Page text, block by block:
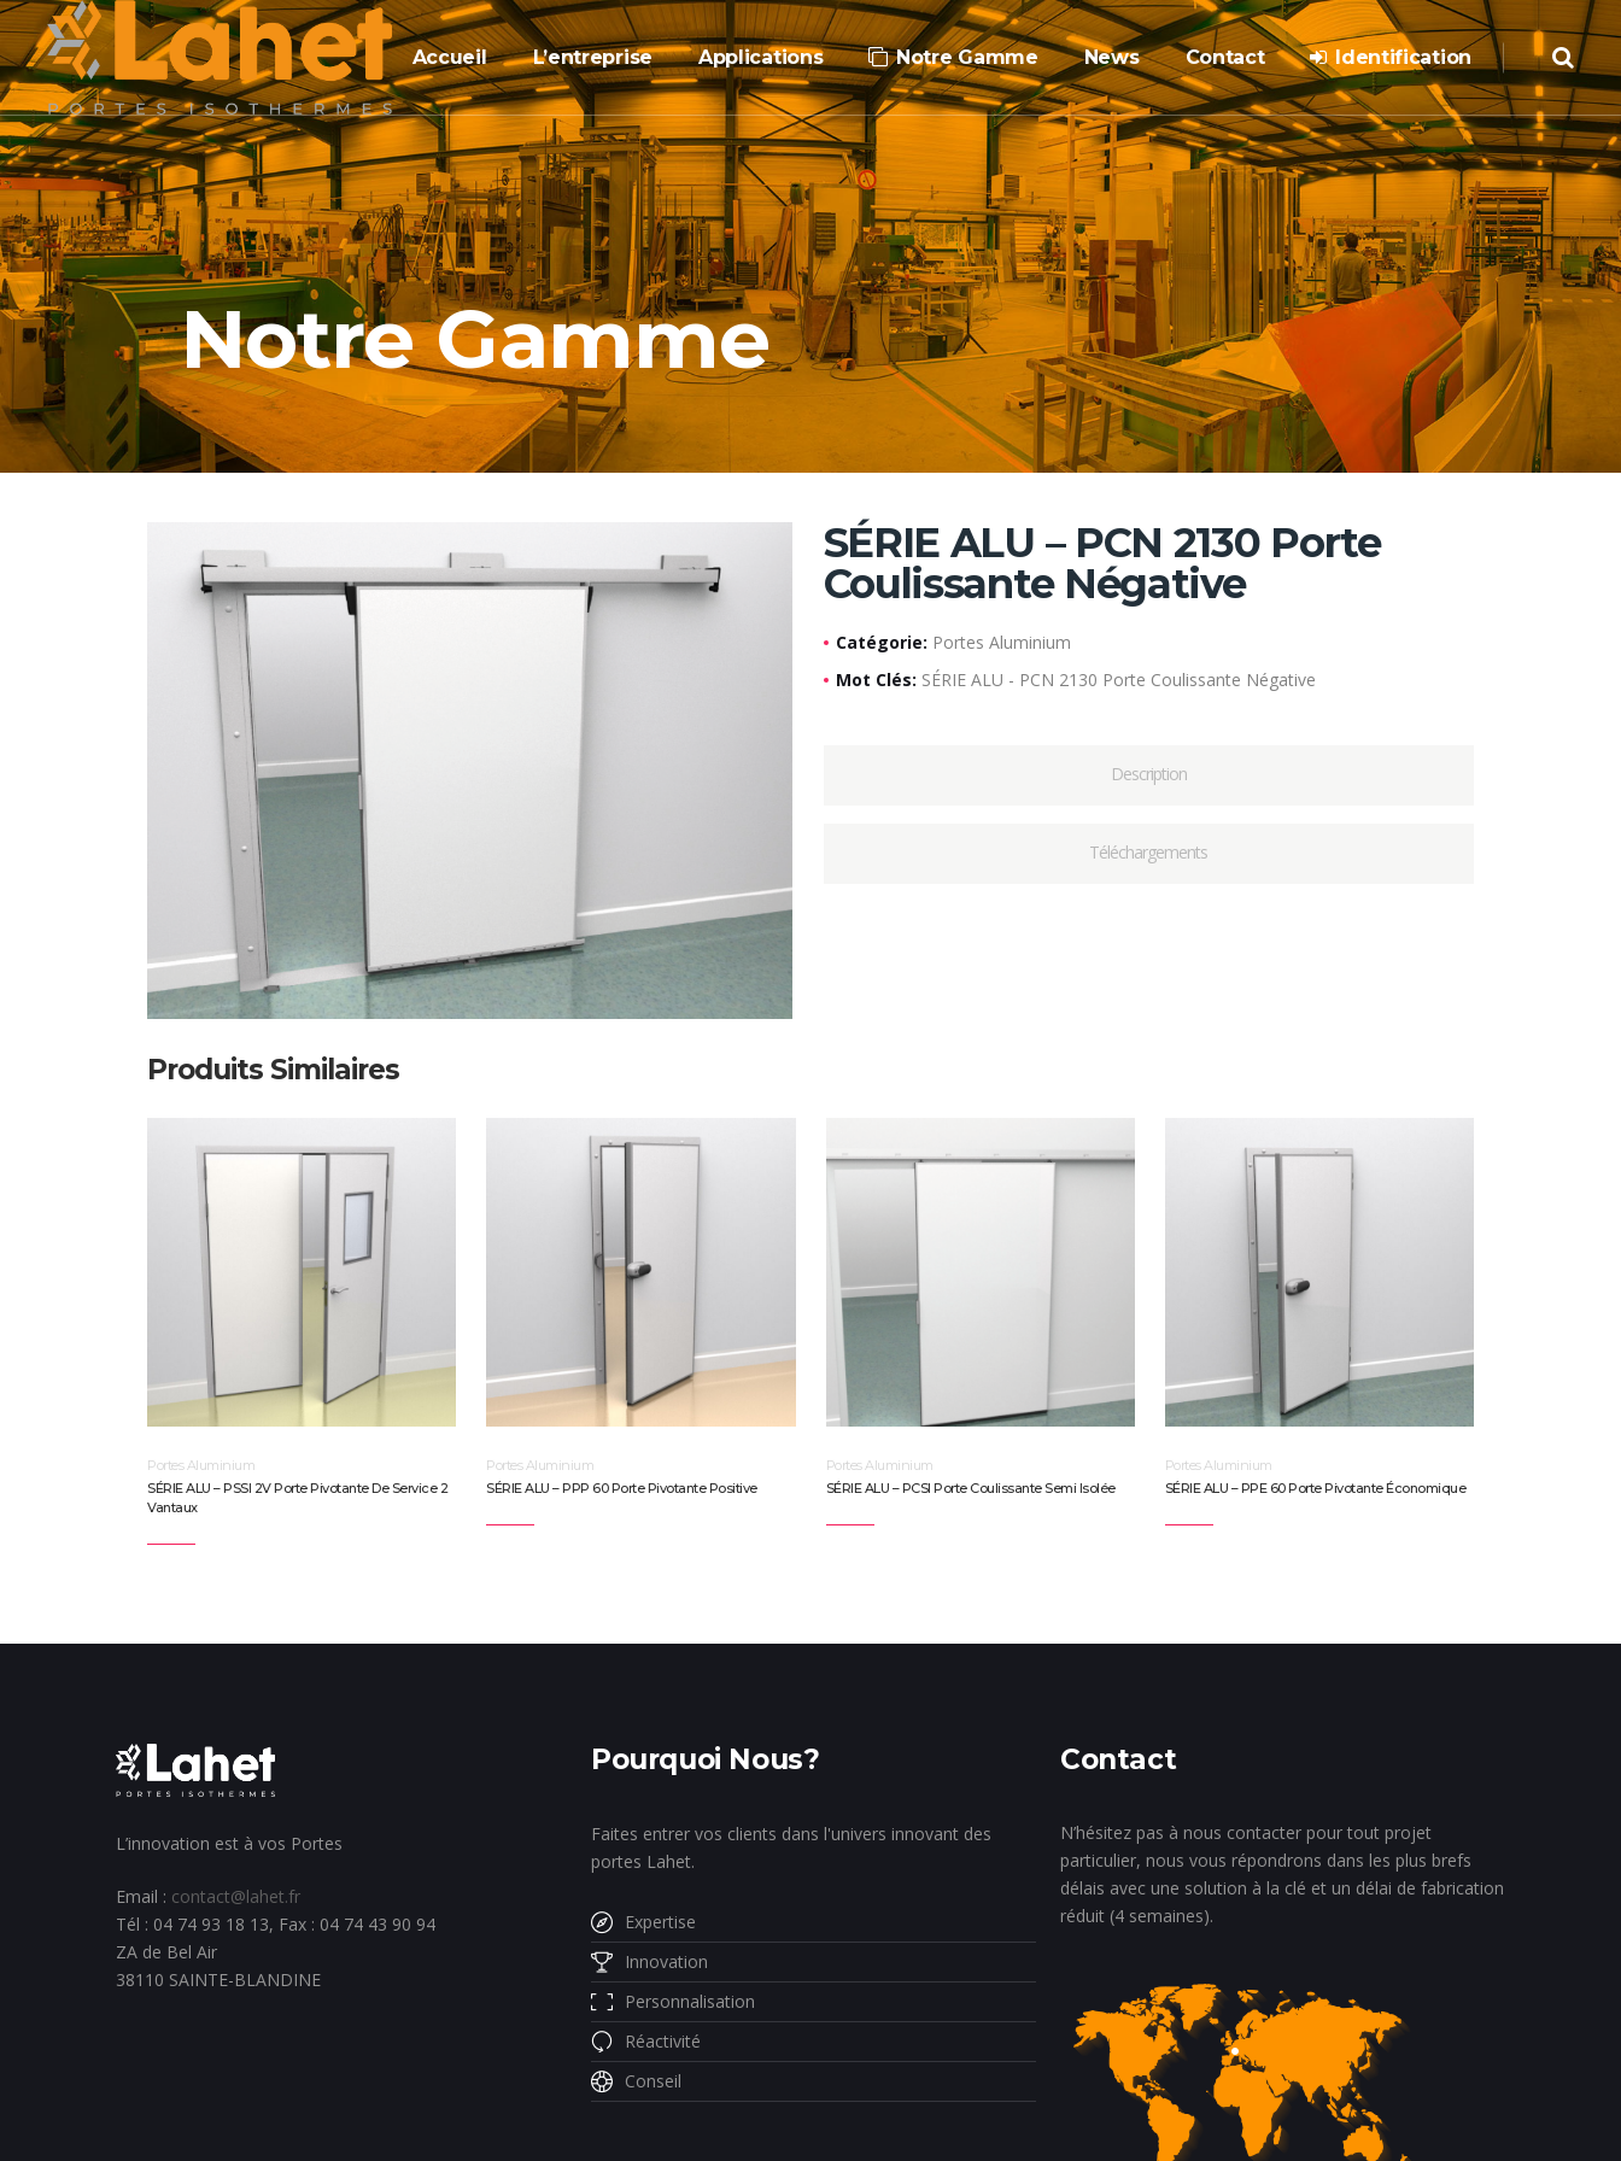
Accueil L’entreprise Applications Notre Gamme News Contact Identification
Notre Gamme
SÉRIE ALU – PCN 2130 Porte
Coulissante Négative
Catégorie: Portes Aluminium
Mot Clés: SÉRIE ALU - PCN 2130 Porte Coulissante Négative
Description
Téléchargements
Produits Similaires
Portes Aluminium
SÉRIE ALU – PSSI 2V Porte Pivotante De Service 2
Vantaux
Portes Aluminium
SÉRIE ALU – PPP 60 Porte Pivotante Positive
Portes Aluminium
SÉRIE ALU – PCSI Porte Coulissante Semi Isolée
Portes Aluminium
SÉRIE ALU – PPE 60 Porte Pivotante Économique
L’innovation est à vos Portes
Email : contact@lahet.fr
Tél : 04 74 93 18 13, Fax : 04 74 43 90 94
ZA de Bel Air
38110 SAINTE-BLANDINE
Pourquoi Nous?
Faites entrer vos clients dans l'univers innovant des
portes Lahet.
Expertise
Innovation
Personnalisation
Réactivité
Conseil
Contact
N’hésitez pas à nous contacter pour tout projet
particulier, nous vous répondrons dans les plus brefs
délais avec une solution à la clé et un délai de fabrication
réduit (4 semaines).